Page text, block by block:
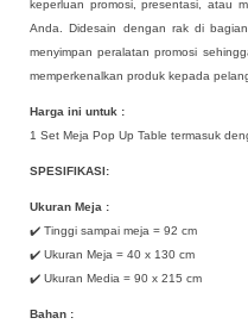
keperluan promosi, presentasi, atau
Anda. Didesain dengan rak di
menyimpan peralatan promosi
memperkenalkan produk kepada
Harga ini untuk :
1 Set Meja Pop Up Table termasuk
SPESIFIKASI:
Ukuran Meja :
✔️ Tinggi sampai meja = 92 cm
✔️ Ukuran Meja = 40 x 130 cm
✔️ Ukuran Media = 90 x 215 cm
Bahan :